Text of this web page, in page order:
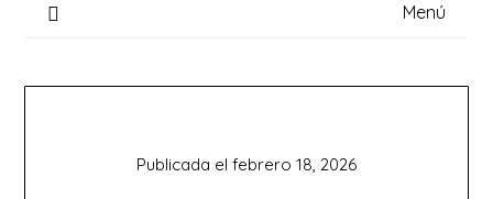
Menú
Publicada el febrero 18, 2026